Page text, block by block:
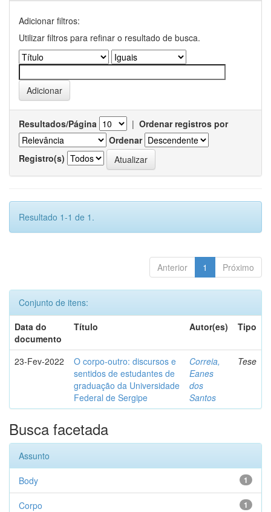
Adicionar filtros:
Utilizar filtros para refinar o resultado de busca.
Resultados/Página | Ordenar registros por
Ordenar
Registro(s)
Resultado 1-1 de 1.
Anterior 1 Próximo
Conjunto de itens:
Data do
documento
Título Autor(es) Tipo
23-Fev-2022
O corpo-outro: discursos e
sentidos de estudantes de
graduação da Universidade
Federal de Sergipe
Correia,
Eanes
dos
Santos
Tese
Busca facetada
Assunto
1
Body
1
Corpo